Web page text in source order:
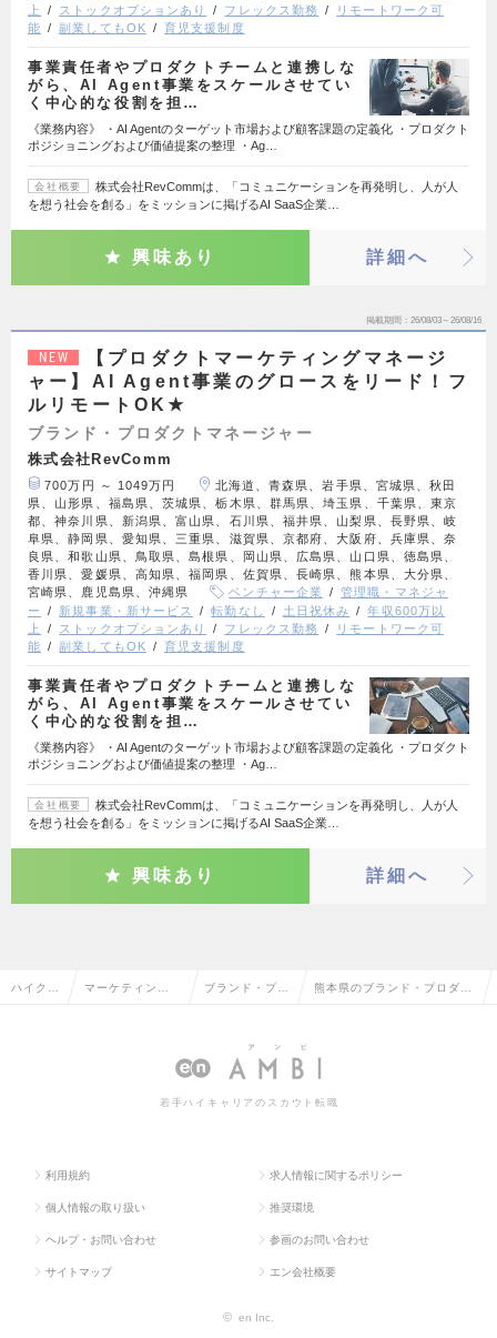
上
ストックオプションあり フレックス勤務
リモートワーク可
能
副業してもOK 育児支援制度
事業責任者やプロダクトチームと連携しな
がら、AI Agent事業をスケールさせてい
く中心的な役割を担…
《業務内容》 ・AI Agentのターゲット市場および顧客課題の定義化 ・プロダクト
ポジショニングおよび価値提案の整理 ・Ag…
会社概要
株式会社RevCommは、「コミュニケーションを再発明し、人が人
を想う社会を創る」をミッションに掲げるAI SaaS企業…
興味あり 詳細へ
掲載期間 26/08/03～26/08/16
NEW
【プロダクトマーケティングマネージ
ャー】AI Agent事業のグロースをリード！フ
ルリモートOK★
ブランド・プロダクトマネージャー
株式会社RevComm
700万円 ～ 1049万円
北海道、青森県、岩手県、宮城県、秋田
県、山形県、福島県、茨城県、栃木県、群馬県、埼玉県、千葉県、東京
都、神奈川県、新潟県、富山県、石川県、福井県、山梨県、長野県、岐
阜県、静岡県、愛知県、三重県、滋賀県、京都府、大阪府、兵庫県、奈
良県、和歌山県、鳥取県、島根県、岡山県、広島県、山口県、徳島県、
香川県、愛媛県、高知県、福岡県、佐賀県、長崎県、熊本県、大分県、
宮崎県、鹿児島県、沖縄県
ベンチャー企業
管理職・マネジャ
ー
新規事業・新サービス 転勤なし 土日祝休み
年収600万以
上
ストックオプションあり フレックス勤務
リモートワーク可
能
副業してもOK 育児支援制度
事業責任者やプロダクトチームと連携しな
がら、AI Agent事業をスケールさせてい
く中心的な役割を担…
《業務内容》 ・AI Agentのターゲット市場および顧客課題の定義化 ・プロダクト
ポジショニングおよび価値提案の整理 ・Ag…
会社概要
株式会社RevCommは、「コミュニケーションを再発明し、人が人
を想う社会を創る」をミッションに掲げるAI SaaS企業…
興味あり 詳細へ
ハイクラ マーケティン ブランド・プロ
ャー
熊本県のブランド・プロダク
情報一覧
若手ハイキャリアのスカウト転職
利用規約 求人情報に関するポリシー
個人情報の取り扱い 推奨環境
ヘルプ・お問い合わせ 参画のお問い合わせ
サイトマップ エン会社概要
© en Inc.